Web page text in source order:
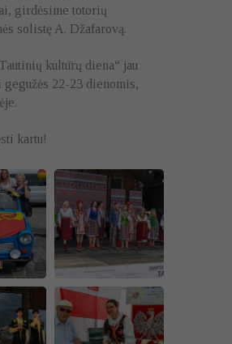
girdėsime totorių
solistę A. Džafarovą.
kultūrų diena“ jau
gegužės 22-23 dienomis,
kartu!